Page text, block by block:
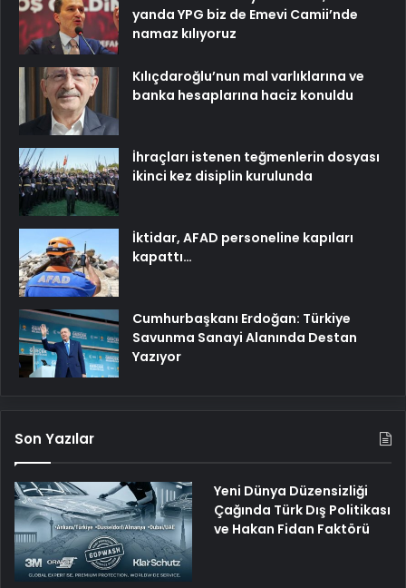
yanda YPG biz de Emevi Camii’nde
namaz kılıyoruz
Kılıçdaroğlu’nun mal varlıklarına ve
banka hesaplarına haciz konuldu
İhraçları istenen teğmenlerin dosyası
ikinci kez disiplin kurulunda
İktidar, AFAD personeline kapıları
kapattı…
Cumhurbaşkanı Erdoğan: Türkiye
Savunma Sanayi Alanında Destan
Yazıyor
Son Yazılar
Yeni Dünya Düzensizliği
Çağında Türk Dış Politikası
ve Hakan Fidan Faktörü